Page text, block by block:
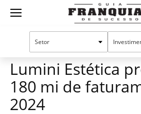
Guia
Mercado de franquias
Lumini Estética
180 mi de
2024